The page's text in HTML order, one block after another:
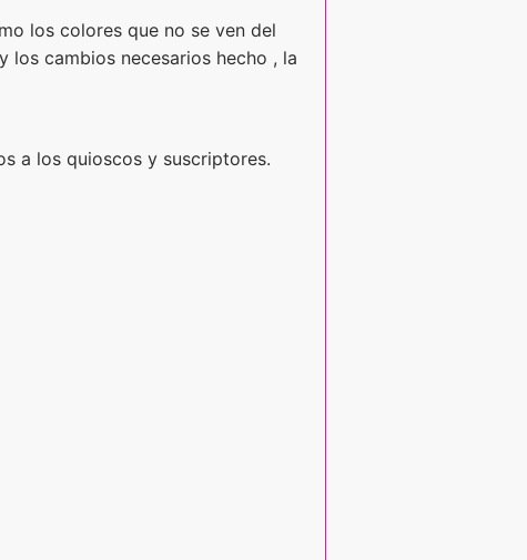
los colores que no se ven del
cambios necesarios hecho , la
a los quioscos y suscriptores.